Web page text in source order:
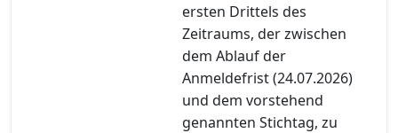
ersten Drittels des
Zeitraums, der zwischen
dem Ablauf der
Anmeldefrist (24.07.2026)
und dem vorstehend
genannten Stichtag, zu